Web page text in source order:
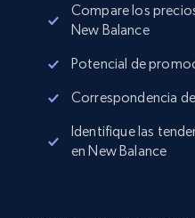
Compare los
New Balance
Potencial de
Correspondencia
Identifique las
en New Balance